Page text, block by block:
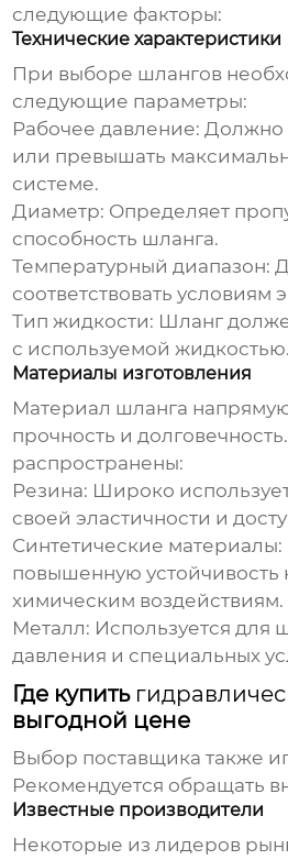
следующие факторы:
Технические характеристики
При выборе шлангов
следующие параметры:
Рабочее давление: Должно
или превышать
системе.
Диаметр: Определяет
способность шланга.
Температурный диапазон:
соответствовать условиям
Тип жидкости: Шланг
с используемой жидкостью.
Материалы изготовления
Материал шланга
прочность и
распространены:
Резина: Широко
своей эластичности и
Синтетические материалы:
повышенную устойчивость
химическим воздействиям.
Металл: Используется для
давления и специальных
Где купить
выгодной цене
Выбор поставщика также
Рекомендуется обращать
Известные производители
Некоторые из лидеров